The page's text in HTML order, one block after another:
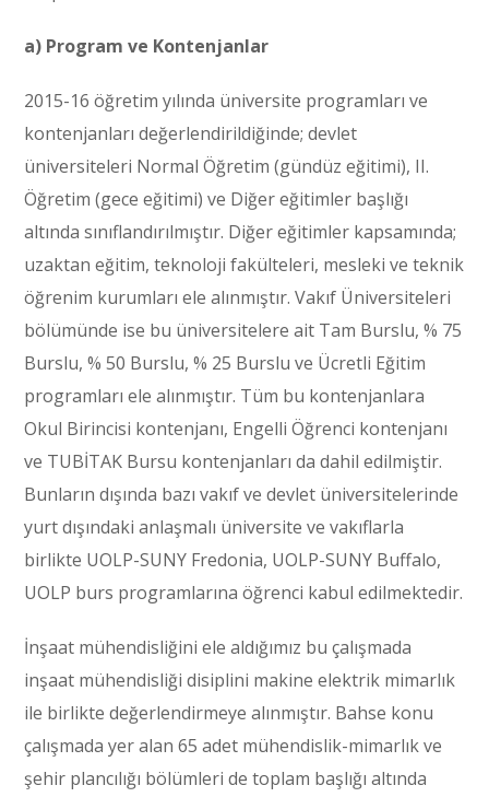
a) Program ve Kontenjanlar
2015-16 öğretim yılında üniversite programları ve
kontenjanları değerlendirildiğinde; devlet
üniversiteleri Normal Öğretim (gündüz eğitimi), II.
Öğretim (gece eğitimi) ve Diğer eğitimler başlığı
altında sınıflandırılmıştır. Diğer eğitimler kapsamında;
uzaktan eğitim, teknoloji fakülteleri, mesleki ve teknik
öğrenim kurumları ele alınmıştır. Vakıf Üniversiteleri
bölümünde ise bu üniversitelere ait Tam Burslu, % 75
Burslu, % 50 Burslu, % 25 Burslu ve Ücretli Eğitim
programları ele alınmıştır. Tüm bu kontenjanlara
Okul Birincisi kontenjanı, Engelli Öğrenci kontenjanı
ve TUBİTAK Bursu kontenjanları da dahil edilmiştir.
Bunların dışında bazı vakıf ve devlet üniversitelerinde
yurt dışındaki anlaşmalı üniversite ve vakıflarla
birlikte UOLP-SUNY Fredonia, UOLP-SUNY Buffalo,
UOLP burs programlarına öğrenci kabul edilmektedir.
İnşaat mühendisliğini ele aldığımız bu çalışmada
inşaat mühendisliği disiplini makine elektrik mimarlık
ile birlikte değerlendirmeye alınmıştır. Bahse konu
çalışmada yer alan 65 adet mühendislik-mimarlık ve
şehir plancılığı bölümleri de toplam başlığı altında